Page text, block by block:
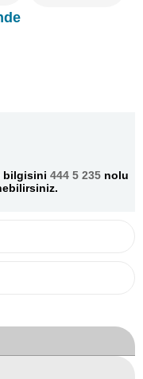
bilgisini 444 5 235 nolu